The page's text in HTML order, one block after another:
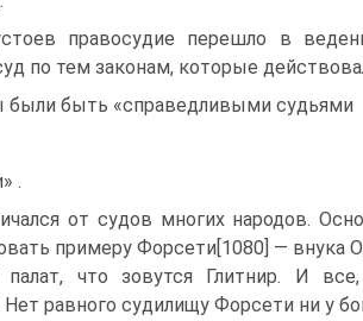
правосудие перешло в
по тем законам, которые
быть «справедливыми судьями
.
от судов многих народов.
примеру Форсети[1080] — внука
палат, что зовутся Глитнир. И
равного судилищу Форсети ни у